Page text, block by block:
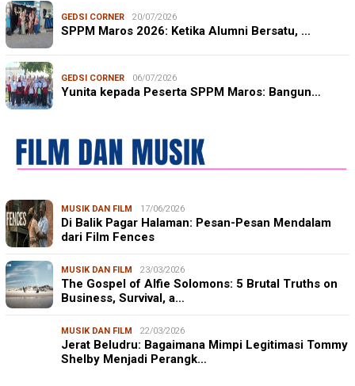
GEDSI CORNER 20/07/2026
SPPM Maros 2026: Ketika Alumni Bersatu, …
GEDSI CORNER 06/07/2026
Yunita kepada Peserta SPPM Maros: Bangun…
MUSIK DAN FILM 17/06/2026
Di Balik Pagar Halaman: Pesan-Pesan Mendalam
dari Film Fences
MUSIK DAN FILM 23/03/2026
The Gospel of Alfie Solomons: 5 Brutal Truths on
Business, Survival, a…
MUSIK DAN FILM 22/03/2026
Jerat Beludru: Bagaimana Mimpi Legitimasi Tommy
Shelby Menjadi Perangk…